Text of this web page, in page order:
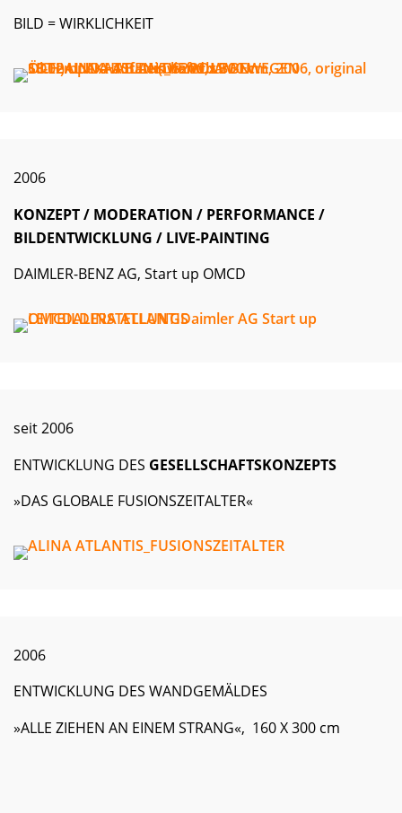
BILD = WIRKLICHKEIT
2006
KONZEPT / MODERATION / PERFORMANCE /
BILDENTWICKLUNG / LIVE-PAINTING
DAIMLER-BENZ AG, Start up OMCD
seit 2006
ENTWICKLUNG DES GESELLSCHAFTSKONZEPTS
»DAS GLOBALE FUSIONSZEITALTER«
2006
ENTWICKLUNG DES WANDGEMÄLDES
»ALLE ZIEHEN AN EINEM STRANG«, 160 X 300 cm